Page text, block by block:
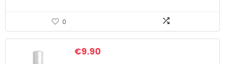
0
€9.90